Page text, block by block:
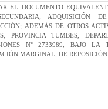
EL DOCUMENTO
ADQUISICIÓN
ADEMÁS DE OTROS
PROVINCIA TUMBES,
N° 2733989, BAJO LA
MARGINAL, DE